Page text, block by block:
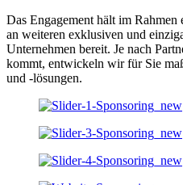
Das Engagement hält im Rahmen
an weiteren exklusiven und
Unternehmen bereit. Je nach
kommt, entwickeln wir für Sie
und -lösungen.